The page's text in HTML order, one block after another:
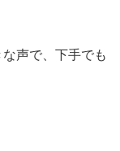
声で、下手でも